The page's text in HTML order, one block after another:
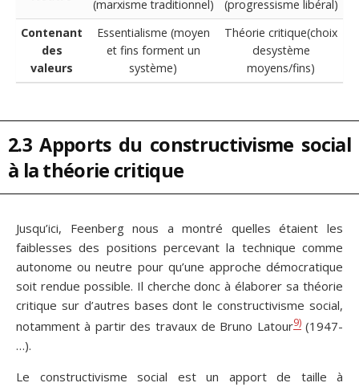
(marxisme traditionnel)
(progressisme libéral)
Contenant
des
valeurs
Essentialisme (moyen
et fins forment un
système)
Théorie critique(choix
desystème
moyens/fins)
2.3 Apports du constructivisme social
à la théorie critique
Jusqu’ici, Feenberg nous a montré quelles étaient les
faiblesses des positions percevant la technique comme
autonome ou neutre pour qu’une approche démocratique
soit rendue possible. Il cherche donc à élaborer sa théorie
critique sur d’autres bases dont le constructivisme social,
notamment à partir des travaux de Bruno Latour9)(1947-
…).
Le constructivisme social est un apport de taille à